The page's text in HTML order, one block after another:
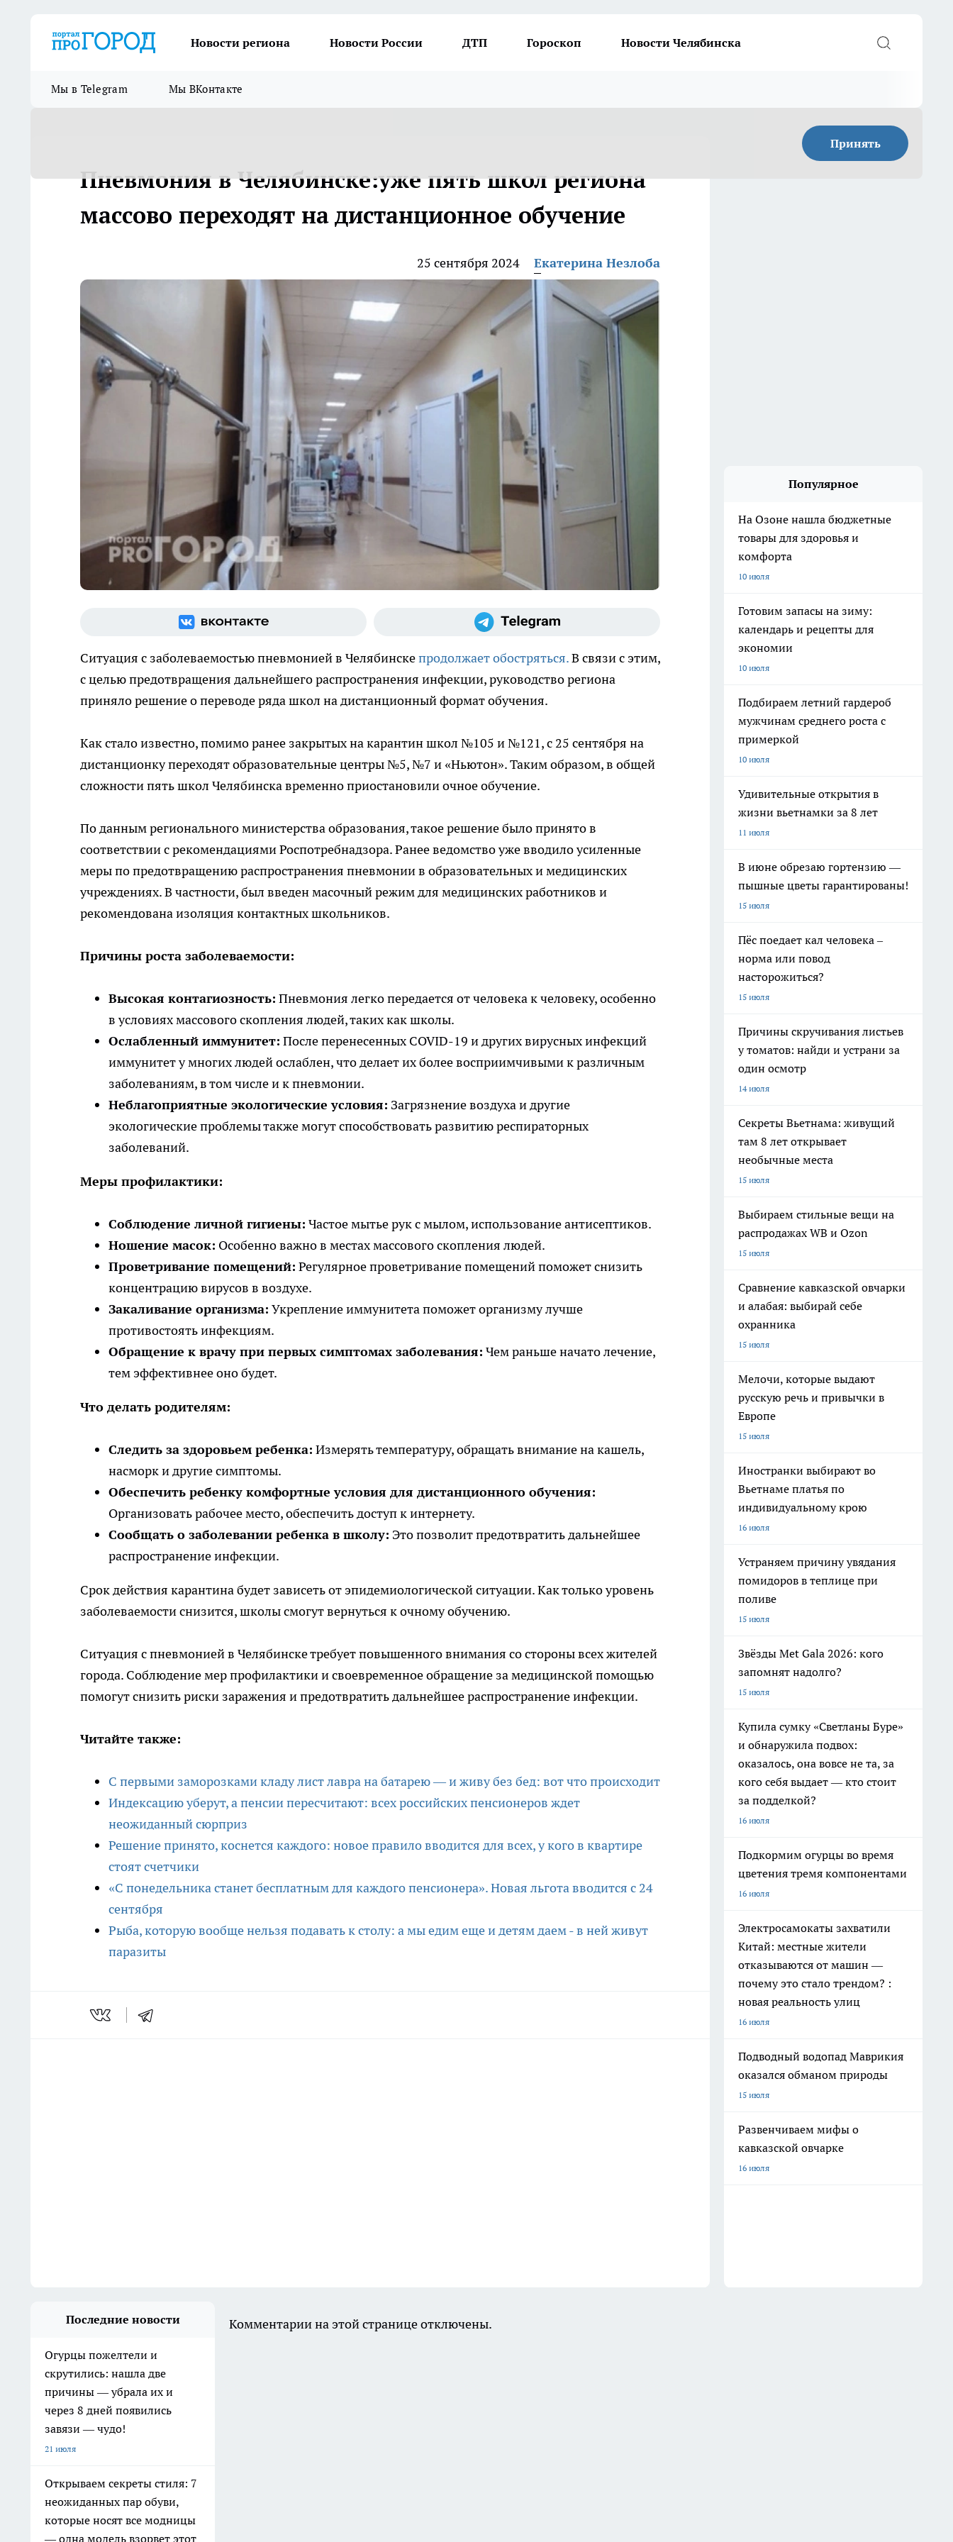
Новости региона Новости России ДТП Гороскоп Новости Челябинска
Мы в Telegram Мы ВКонтакте
Принять
Пневмония в Челябинске:уже пять школ региона
массово переходят на дистанционное обучение
25 сентября 2024 Екатерина Незлоба
Ситуация с заболеваемостью пневмонией в Челябинскепродолжает обостряться.В связи с этим,
с целью предотвращения дальнейшего распространения инфекции, руководство региона
приняло решение о переводе ряда школ на дистанционный формат обучения.
Как стало известно, помимо ранее закрытых на карантин школ №105 и №121, с 25 сентября на
дистанционку переходят образовательные центры №5, №7 и «Ньютон». Таким образом, в общей
сложности пять школ Челябинска временно приостановили очное обучение.
По данным регионального министерства образования, такое решение было принято в
соответствии с рекомендациями Роспотребнадзора. Ранее ведомство уже вводило усиленные
меры по предотвращению распространения пневмонии в образовательных и медицинских
учреждениях. В частности, был введен масочный режим для медицинских работников и
рекомендована изоляция контактных школьников.
Причины роста заболеваемости:
Высокая контагиозность: Пневмония легко передается от человека к человеку, особенно
в условиях массового скопления людей, таких как школы.
Ослабленный иммунитет: После перенесенных COVID-19 и других вирусных инфекций
иммунитет у многих людей ослаблен, что делает их более восприимчивыми к различным
заболеваниям, в том числе и к пневмонии.
Неблагоприятные экологические условия: Загрязнение воздуха и другие
экологические проблемы также могут способствовать развитию респираторных
заболеваний.
Меры профилактики:
Соблюдение личной гигиены: Частое мытье рук с мылом, использование антисептиков.
Ношение масок: Особенно важно в местах массового скопления людей.
Проветривание помещений: Регулярное проветривание помещений поможет снизить
концентрацию вирусов в воздухе.
Закаливание организма: Укрепление иммунитета поможет организму лучше
противостоять инфекциям.
Обращение к врачу при первых симптомах заболевания: Чем раньше начато лечение,
тем эффективнее оно будет.
Что делать родителям:
Следить за здоровьем ребенка: Измерять температуру, обращать внимание на кашель,
насморк и другие симптомы.
Обеспечить ребенку комфортные условия для дистанционного обучения:
Организовать рабочее место, обеспечить доступ к интернету.
Сообщать о заболевании ребенка в школу: Это позволит предотвратить дальнейшее
распространение инфекции.
Срок действия карантина будет зависеть от эпидемиологической ситуации. Как только уровень
заболеваемости снизится, школы смогут вернуться к очному обучению.
Ситуация с пневмонией в Челябинске требует повышенного внимания со стороны всех жителей
города. Соблюдение мер профилактики и своевременное обращение за медицинской помощью
помогут снизить риски заражения и предотвратить дальнейшее распространение инфекции.
Читайте также:
С первыми заморозками кладу лист лавра на батарею — и живу без бед: вот что происходит
Индексацию уберут, а пенсии пересчитают: всех российских пенсионеров ждет
неожиданный сюрприз
Решение принято, коснется каждого: новое правило вводится для всех, у кого в квартире
стоят счетчики
«С понедельника станет бесплатным для каждого пенсионера». Новая льгота вводится с 24
сентября
Рыба, которую вообще нельзя подавать к столу: а мы едим еще и детям даем - в ней живут
паразиты
Популярное
На Озоне нашла бюджетные
товары для здоровья и
комфорта
10 июля
Готовим запасы на зиму:
календарь и рецепты для
экономии
10 июля
Подбираем летний гардероб
мужчинам среднего роста с
примеркой
10 июля
Удивительные открытия в
жизни вьетнамки за 8 лет
11 июля
В июне обрезаю гортензию —
пышные цветы гарантированы!
15 июля
Пёс поедает кал человека –
норма или повод
насторожиться?
15 июля
Причины скручивания листьев
у томатов: найди и устрани за
один осмотр
14 июля
Секреты Вьетнама: живущий
там 8 лет открывает
необычные места
15 июля
Выбираем стильные вещи на
распродажах WB и Ozon
15 июля
Сравнение кавказской овчарки
и алабая: выбирай себе
охранника
15 июля
Мелочи, которые выдают
русскую речь и привычки в
Европе
15 июля
Иностранки выбирают во
Вьетнаме платья по
индивидуальному крою
16 июля
Устраняем причину увядания
помидоров в теплице при
поливе
15 июля
Звёзды Met Gala 2026: кого
запомнят надолго?
15 июля
Купила сумку «Светланы Буре»
и обнаружила подвох:
оказалось, она вовсе не та, за
кого себя выдает — кто стоит
за подделкой?
16 июля
Подкормим огурцы во время
цветения тремя компонентами
16 июля
Электросамокаты захватили
Китай: местные жители
отказываются от машин —
почему это стало трендом? :
новая реальность улиц
16 июля
Подводный водопад Маврикия
оказался обманом природы
15 июля
Развенчиваем мифы о
кавказской овчарке
16 июля
Последние новости
Огурцы пожелтели и
скрутились: нашла две
причины — убрала их и
через 8 дней появились
завязи — чудо!
21 июля
Открываем секреты стиля: 7
неожиданных пар обуви,
которые носят все модницы
— одна модель взорвет этот
Комментарии на этой странице отключены.